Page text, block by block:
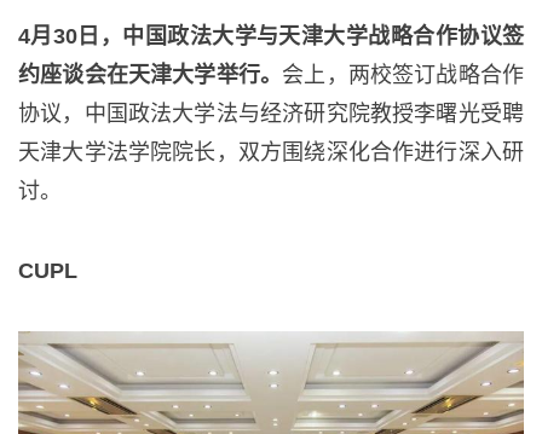
4月30日，中国政法大学与天津大学战略合作协议签
约座谈会在天津大学举行。 会上，两校签订战略合作
协议，中国政法大学法与经济研究院教授李曙光受聘
天津大学法学院院长，双方围绕深化合作进行深入研
讨。
CUPL